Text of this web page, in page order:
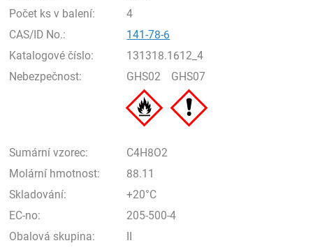
Počet ks v balení:
4
CAS/ID No.:
141-78-6
Katalogové číslo:
131318.1612_4
Nebezpečnost:
GHS02 GHS07
Sumární vzorec:
C4H8O2
Molární hmotnost:
88.11
Skladování:
+20°C
EC-no:
205-500-4
Obalová skupina:
II